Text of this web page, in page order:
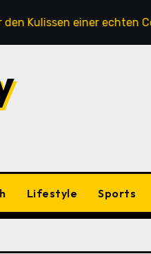
einer echten Cookie
Lifestyle Sports